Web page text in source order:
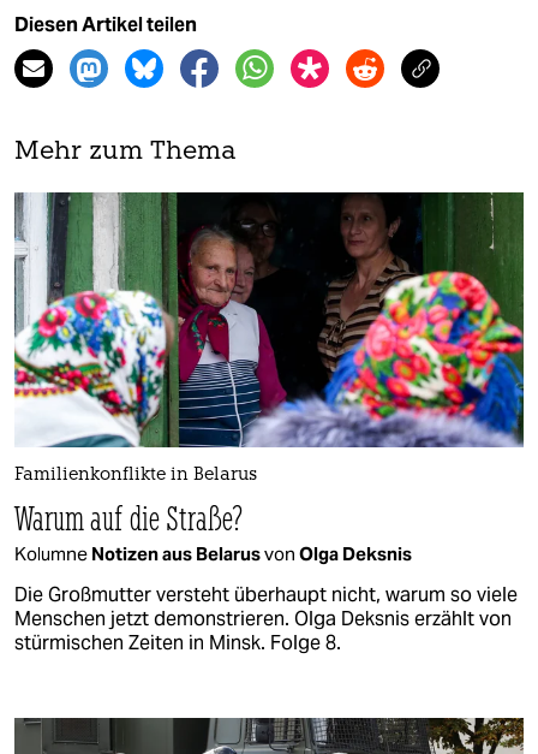
Diesen Artikel teilen
Mehr zum Thema
Familienkonflikte in Belarus
Warum auf die Straße?
Kolumne Notizen aus Belarusvon Olga Deksnis
Die Großmutter versteht überhaupt nicht, warum so viele
Menschen jetzt demonstrieren. Olga Deksnis erzählt von
stürmischen Zeiten in Minsk. Folge 8.